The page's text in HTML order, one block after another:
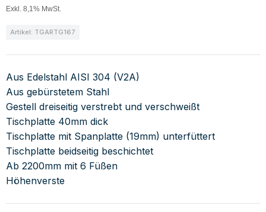
Exkl. 8,1% MwSt.
Artikel: TGARTG167
Aus Edelstahl AISI 304 (V2A)
Aus gebürstetem Stahl
Gestell dreiseitig verstrebt und verschweißt
Tischplatte 40mm dick
Tischplatte mit Spanplatte (19mm) unterfüttert
Tischplatte beidseitig beschichtet
Ab 2200mm mit 6 Füßen
Höhenverste